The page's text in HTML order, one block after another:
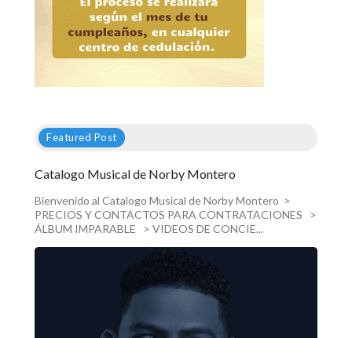
Featured Post
Catalogo Musical de Norby Montero
Bienvenido al Catalogo Musical de Norby Montero >
PRECIOS Y CONTACTOS PARA CONTRATACIONES >
ÁLBUM IMPARABLE > VIDEOS DE CONCIE...